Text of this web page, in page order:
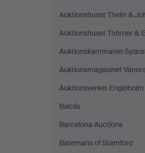
Auktionshuset Thelin &
Auktionshuset Thörner &
Auktionskammaren
Auktionsmagasinet
Auktionsverket Engelholm
Balclis
Barcelona Auctions
Batemans of Stamford